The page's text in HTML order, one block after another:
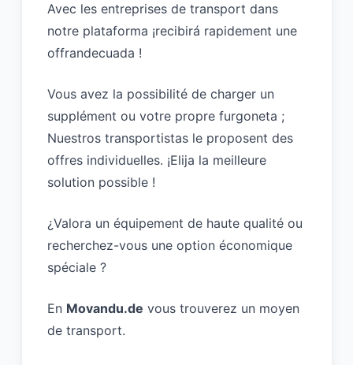
Avec les entreprises de transport dans
notre plataforma ¡recibirá rapidement une
offrandecuada !
Vous avez la possibilité de charger un
supplément ou votre propre furgoneta ;
Nuestros transportistas le proposent des
offres individuelles. ¡Elija la meilleure
solution possible !
¿Valora un équipement de haute qualité ou
recherchez-vous une option économique
spéciale ?
En Movandu.de vous trouverez un moyen
de transport.